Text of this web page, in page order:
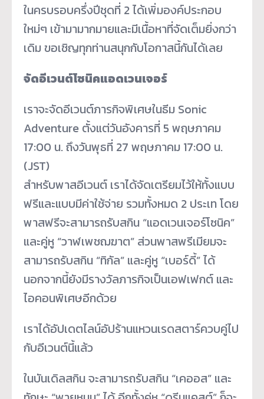
ในครบรอบครึ่งปีชุดที่ 2 ได้เพิ่มองค์ประกอบ
ใหม่ๆ เข้ามามากมายและมีเนื้อหาที่จัดเต็มยิ่งกว่า
เดิม ขอเชิญทุกท่านสนุกกับโอกาสนี้กันได้เลย
จัดอีเวนต์โซนิคแอดเวนเจอร์
เราจะจัดอีเวนต์ภารกิจพิเศษในธีม Sonic
Adventure ตั้งแต่วันอังคารที่ 5 พฤษภาคม
17:00 น. ถึงวันพุธที่ 27 พฤษภาคม 17:00 น.
(JST)
สำหรับพาสอีเวนต์ เราได้จัดเตรียมไว้ให้ทั้งแบบ
ฟรีและแบบมีค่าใช้จ่าย รวมทั้งหมด 2 ประเท โดย
พาสฟรีจะสามารถรับสกิน “แอดเวนเจอร์โซนิค”
และคู่หู “วาฬเพชฌฆาต” ส่วนพาสพรีเมียมจะ
สามารถรับสกิน “ทิกัล” และคู่หู “เบอร์ดี้” ได้
นอกจากนี้ยังมีรางวัลภารกิจเป็นเอฟเฟกต์ และ
ไอคอนพิเศษอีกด้วย
เราได้อัปเดตไลน์อัปร้านแหวนเรดสตาร์ควบคู่ไป
กับอีเวนต์นี้แล้ว
ในบันเดิลสกิน จะสามารถรับสกิน “เคออส” และ